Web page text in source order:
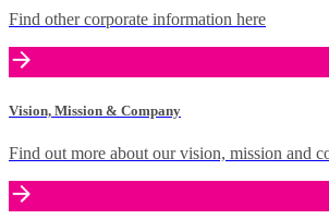
Find other corporate information here
Vision, Mission & Company
Find out more about our vision, mission and